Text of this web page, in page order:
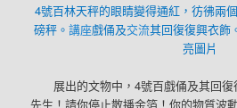
4號百林天秤的眼睛變得通紅，彷彿兩
磅秤。 講座戲俑及交流其回復復興衣飾
亮圖片
展出的文物中，4號百戲俑及其回復
先生！請你停止散播金箔！你的物質波